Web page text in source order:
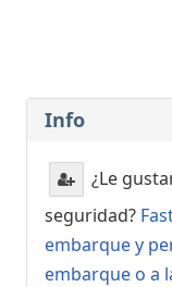
Info
¿Le
seguridad?
embarque y
embarque o a